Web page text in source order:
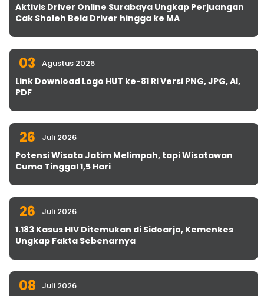
Aktivis Driver Online Surabaya Ungkap Perjuangan
Cak Sholeh Bela Driver hingga ke MA
03 Agustus 2026
Link Download Logo HUT ke-81 RI Versi PNG, JPG, AI,
PDF
26 Juli 2026
Potensi Wisata Jatim Melimpah, tapi Wisatawan
Cuma Tinggal 1,5 Hari
26 Juli 2026
1.183 Kasus HIV Ditemukan di Sidoarjo, Kemenkes
Ungkap Fakta Sebenarnya
08 Juli 2026